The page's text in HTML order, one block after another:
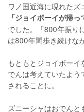
ワノ国近海に現れたズ
「ジョイボーイが帰っ
でした。「800年振り
は800年間歩き続けな
もともとジョイボー
でんは考えていたよ
されることに。
ズニーシャはおでんと